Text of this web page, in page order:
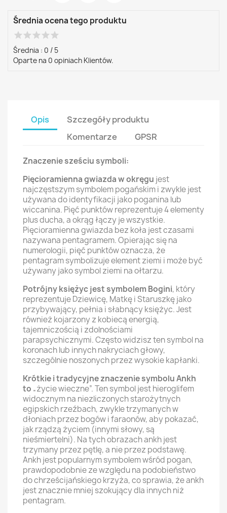
Średnia ocena tego produktu
star star star star star
Średnia : 0 / 5
Oparte na 0 opiniach Klientów.
Opis
Szczegóły produktu
Komentarze
GPSR
Znaczenie sześciu symboli:
Pięcioramienna gwiazda w okręgu jest
najczęstszym symbolem pogańskim i zwykle jest
używana do identyfikacji jako poganina lub
wiccanina. Pięć punktów reprezentuje 4 elementy
plus ducha, a okrąg łączy je wszystkie.
Pięcioramienna gwiazda bez koła jest czasami
nazywana pentagramem. Opierając się na
numerologii, pięć punktów oznacza, że
pentagram symbolizuje element ziemi i może być
używany jako symbol ziemi na ołtarzu.
Potrójny księżyc jest symbolem Bogini, który
reprezentuje Dziewicę, Matkę i Staruszkę jako
przybywający, pełnia i słabnący księżyc. Jest
również kojarzony z kobiecą energią,
tajemniczością i zdolnościami
parapsychicznymi. Często widzisz ten symbol na
koronach lub innych nakryciach głowy,
szczególnie noszonych przez wysokie kapłanki.
Krótkie i tradycyjne znaczenie symbolu Ankh
to „życie wieczne”. Ten symbol jest hieroglifem
widocznym na niezliczonych starożytnych
egipskich rzeźbach, zwykle trzymanych w
dłoniach przez bogów i faraonów, aby pokazać,
jak rządzą życiem (innymi słowy, są
nieśmiertelni). Na tych obrazach ankh jest
trzymany przez pętlę, a nie przez podstawę.
Ankh jest popularnym symbolem wśród pogan,
prawdopodobnie ze względu na podobieństwo
do chrześcijańskiego krzyża, co sprawia, że ankh
jest znacznie mniej szokujący dla innych niż
pentagram.